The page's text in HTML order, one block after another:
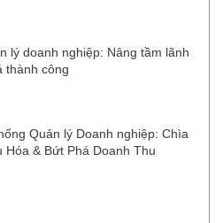
lý doanh nghiệp: Nâng tầm lãnh
thành công
Quản lý Doanh nghiệp: Chìa
Hóa & Bứt Phá Doanh Thu